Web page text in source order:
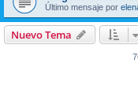
Último mensaje por
Nuevo Tema